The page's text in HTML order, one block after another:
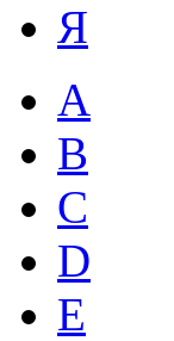
Я
A
B
C
D
E